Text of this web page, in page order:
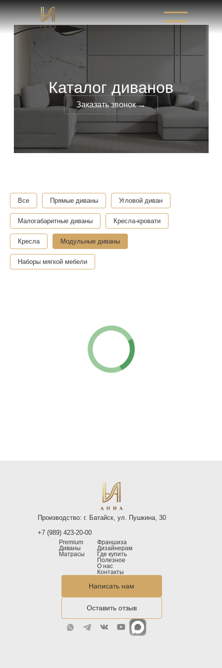
Каталог диванов
Заказать звонок →
Все Прямые диваны Угловой диван
Малогабаритные диваны Кресла-кровати
Кресла Модульные диваны
Наборы мягкой мебели
"Гермес"
Производство: г. Батайск, ул. Пушкина, 30
+7 (989) 423-20-00
Premium
Диваны
Матрасы
Франшиза
Дизайнерам
Где купить
Полезное
О нас
Контакты
Написать нам
Оставить отзыв